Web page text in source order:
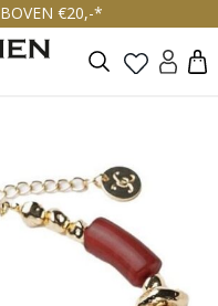
€20,-*
Zoeken